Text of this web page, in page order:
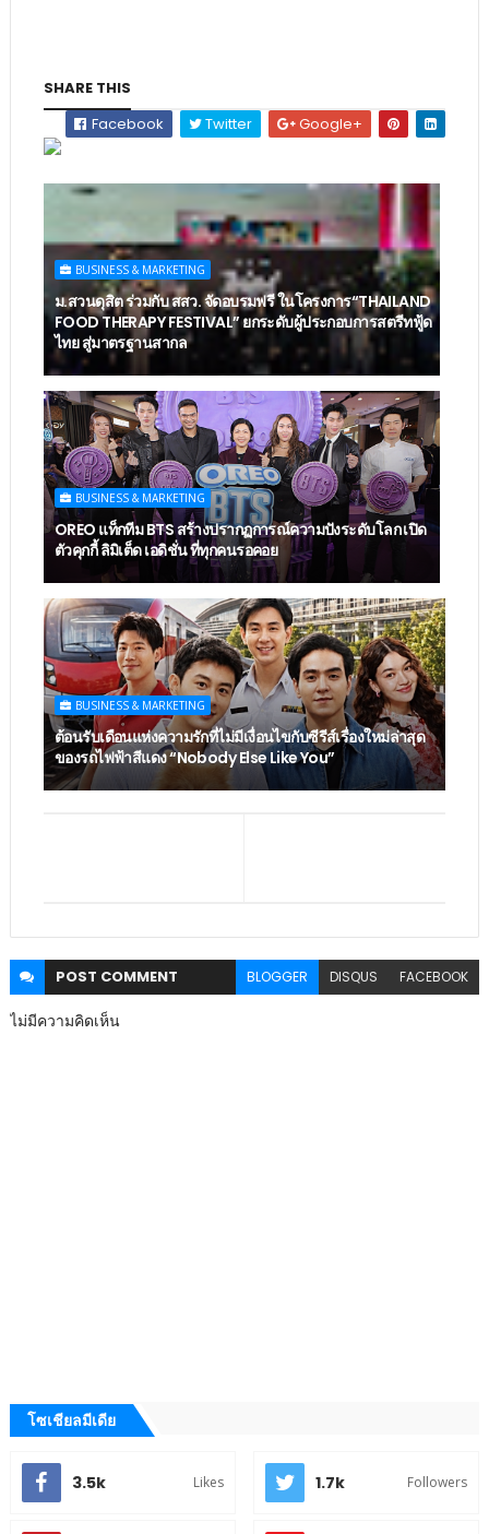
SHARE THIS
Facebook
Twitter Google+
BUSINESS & MARKETING
ม.สวนดุสิต ร่วมกับ สสว. จัดอบรมฟรี ในโครงการ“THAILAND
FOOD THERAPY FESTIVAL” ยกระดับผู้ประกอบการสตรีทฟู้ด
ไทย สู่มาตรฐานสากล
BUSINESS & MARKETING
OREO แท็กทีม BTS สร้างปรากฏการณ์ความปังระดับโลก เปิด
ตัวคุกกี้ ลิมิเต็ด เอดิชั่น ที่ทุกคนรอคอย
BUSINESS & MARKETING
ต้อนรับเดือนแห่งความรักที่ไม่มีเงื่อนไขกับซีรีส์เรื่องใหม่ล่าสุด
ของรถไฟฟ้าสีแดง “Nobody Else Like You”
POST COMMENT BLOGGER DISQUS FACEBOOK
ไม่มีความคิดเห็น
โซเชียลมีเดีย
3.5k Likes 1.7k Followers